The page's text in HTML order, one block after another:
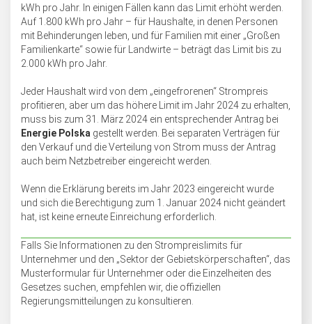
kWh pro Jahr. In einigen Fällen kann das Limit erhöht werden.
Auf 1.800 kWh pro Jahr – für Haushalte, in denen Personen
mit Behinderungen leben, und für Familien mit einer „Großen
Familienkarte“ sowie für Landwirte – beträgt das Limit bis zu
2.000 kWh pro Jahr.
Jeder Haushalt wird von dem „eingefrorenen“ Strompreis
profitieren, aber um das höhere Limit im Jahr 2024 zu erhalten,
muss bis zum 31. März 2024 ein entsprechender Antrag bei
Energie Polska gestellt werden. Bei separaten Verträgen für
den Verkauf und die Verteilung von Strom muss der Antrag
auch beim Netzbetreiber eingereicht werden.
Wenn die Erklärung bereits im Jahr 2023 eingereicht wurde
und sich die Berechtigung zum 1. Januar 2024 nicht geändert
hat, ist keine erneute Einreichung erforderlich.
Falls Sie Informationen zu den Strompreislimits für
Unternehmer und den „Sektor der Gebietskörperschaften“, das
Musterformular für Unternehmer oder die Einzelheiten des
Gesetzes suchen, empfehlen wir, die offiziellen
Regierungsmitteilungen zu konsultieren.